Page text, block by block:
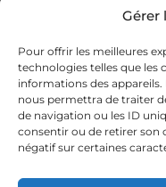
Gérer
Pour offrir les meilleures
technologies telles que les
informations des
nous permettra de traiter
de navigation ou les ID
consentir ou de retirer son
négatif sur certaines
La
Inscrivez vous à notre
toute l’actualité :
nouvelles etc…